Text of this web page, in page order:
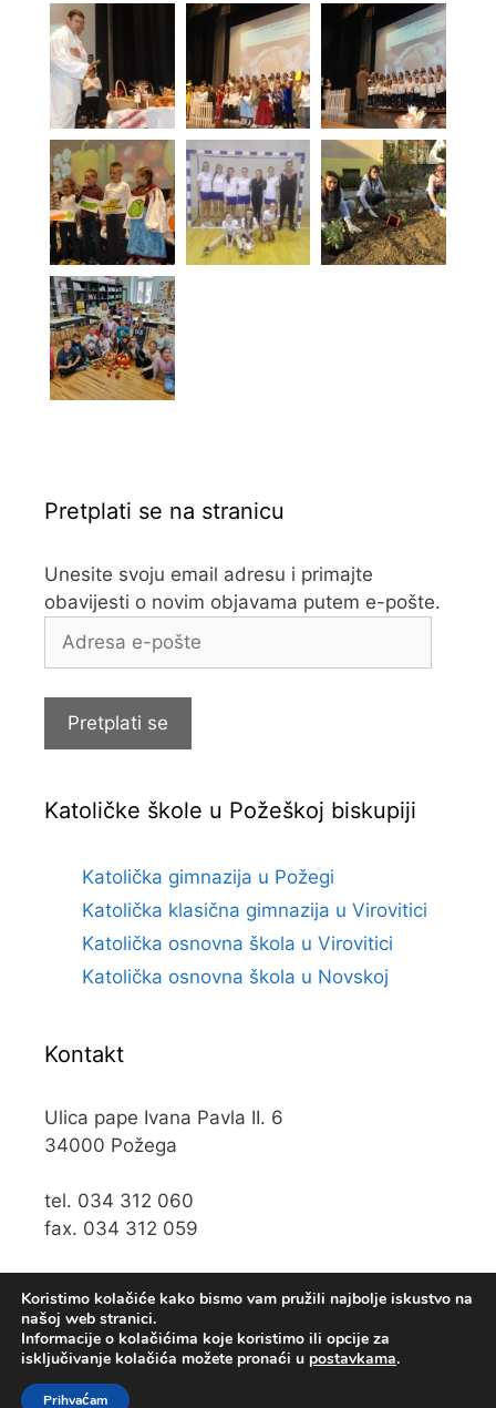
Pretplati se na stranicu
Unesite svoju email adresu i primajte
obavijesti o novim objavama putem e-pošte.
Adresa
Pretplati se
Katoličke škole u Požeškoj biskupiji
Katolička gimnazija u Požegi
Katolička klasična gimnazija u Virovitici
Katolička osnovna škola u Virovitici
Katolička osnovna škola u Novskoj
Kontakt
Ulica pape Ivana Pavla II. 6
34000 Požega
tel. 034 312 060
fax. 034 312 059
Koristimo kolačiće kako bismo vam pružili najbolje iskustvo na
našoj web stranici.
Informacije o kolačićima koje koristimo ili opcije za
isključivanje kolačića možete pronaći u postavkama.
Prihvaćam